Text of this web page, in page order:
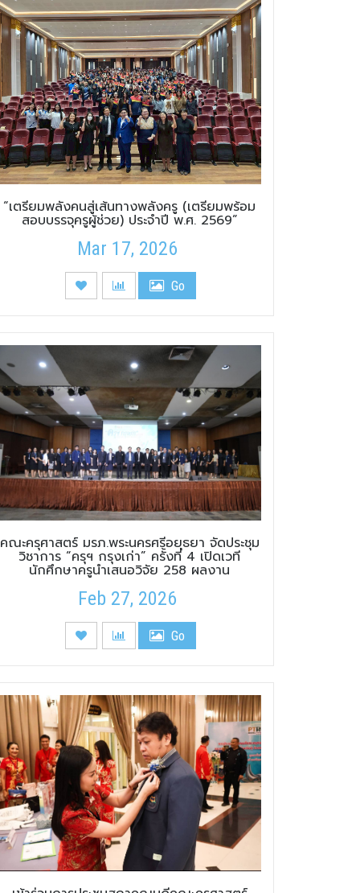
“เตรียมพลังคนสู่เส้นทางพลังครู (เตรียมพร้อม
สอบบรรจุครูผู้ช่วย) ประจำปี พ.ศ. 2569”
Mar 17, 2026
Go
คณะครุศาสตร์ มรภ.พระนครศรีอยุธยา จัดประชุม
วิชาการ “ครุฯ กรุงเก่า” ครั้งที่ 4 เปิดเวที
นักศึกษาครูนำเสนอวิจัย 258 ผลงาน
Feb 27, 2026
Go